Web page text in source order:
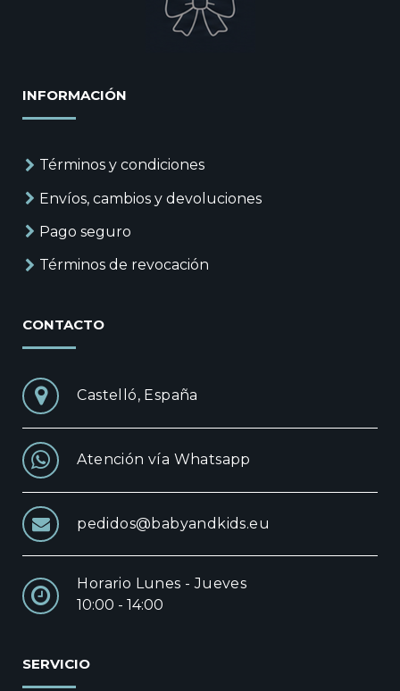
INFORMACIÓN
Términos y condiciones
Envíos, cambios y devoluciones
Pago seguro
Términos de revocación
CONTACTO
Castelló, España
Atención vía Whatsapp
pedidos@babyandkids.eu
Horario Lunes - Jueves
10:00 - 14:00
SERVICIO